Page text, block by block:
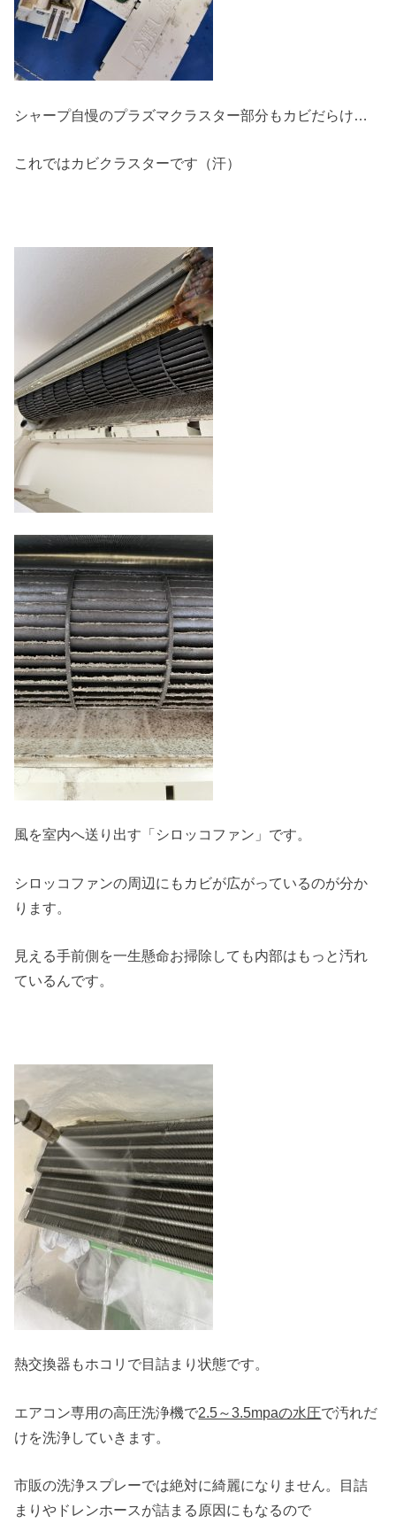
シャープ自慢のプラズマクラスター部分もカビだらけ…
これではカビクラスターです（汗）
風を室内へ送り出す「シロッコファン」です。
シロッコファンの周辺にもカビが広がっているのが分か
ります。
見える手前側を一生懸命お掃除しても内部はもっと汚れ
ているんです。
熱交換器もホコリで目詰まり状態です。
エアコン専用の高圧洗浄機で2.5～3.5mpaの水圧で汚れだ
けを洗浄していきます。
市販の洗浄スプレーでは絶対に綺麗になりません。目詰
まりやドレンホースが詰まる原因にもなるので